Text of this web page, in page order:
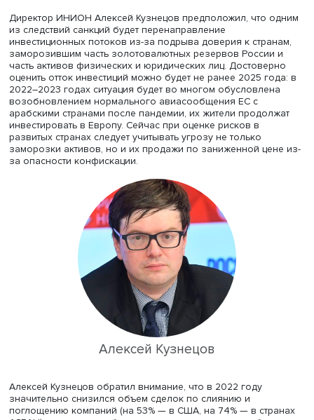
экономику. Александр Кнобель также отметил широту
ограничений в транспорте, финансах, реакцию многих
компаний, покинувших Россию, и значительное число
персональных санкций, в том числе в культуре и спорте.
Помимо ограничения экспорта товаров двойного
и запрета импорта российской продукции, многие
отказались от режима наибольшего
торговле с Россией, что затруднило доступ ряда
отечественной промышленности на освоенные ею
Александр Кнобель полагает, что в ближайшие годы
импорта в Россию восстановится, но экспорт
снижаться. В долгосрочной перспективе России
искать новые источники роста торговли за счет
взаимодействия со странами СНГ и дальнего
сохраняющими нейтралитет.
Директор ИНИОН Алексей Кузнецов предположил, что
из следствий санкций будет перенаправление
инвестиционных потоков из-за подрыва доверия к
заморозившим часть золотовалютных резервов
часть активов физических и юридических лиц.
оценить отток инвестиций можно будет не ранее 2025
2022–2023 годах ситуация будет во многом
возобновлением нормального авиасообщения ЕС с
арабскими странами после пандемии, их жители
развитых странах следует учитывать угрозу не только
заморозки активов, но и их продажи по заниженной
за опасности конфискации.